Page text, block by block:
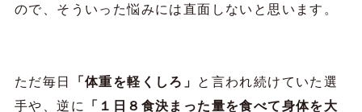
ので、そういった悩みには直面しないと思います。
ただ毎日 「体重を軽くしろ」
と言われ続けていた選
手や、逆に
「１日８食決まった量を食べて身体を大